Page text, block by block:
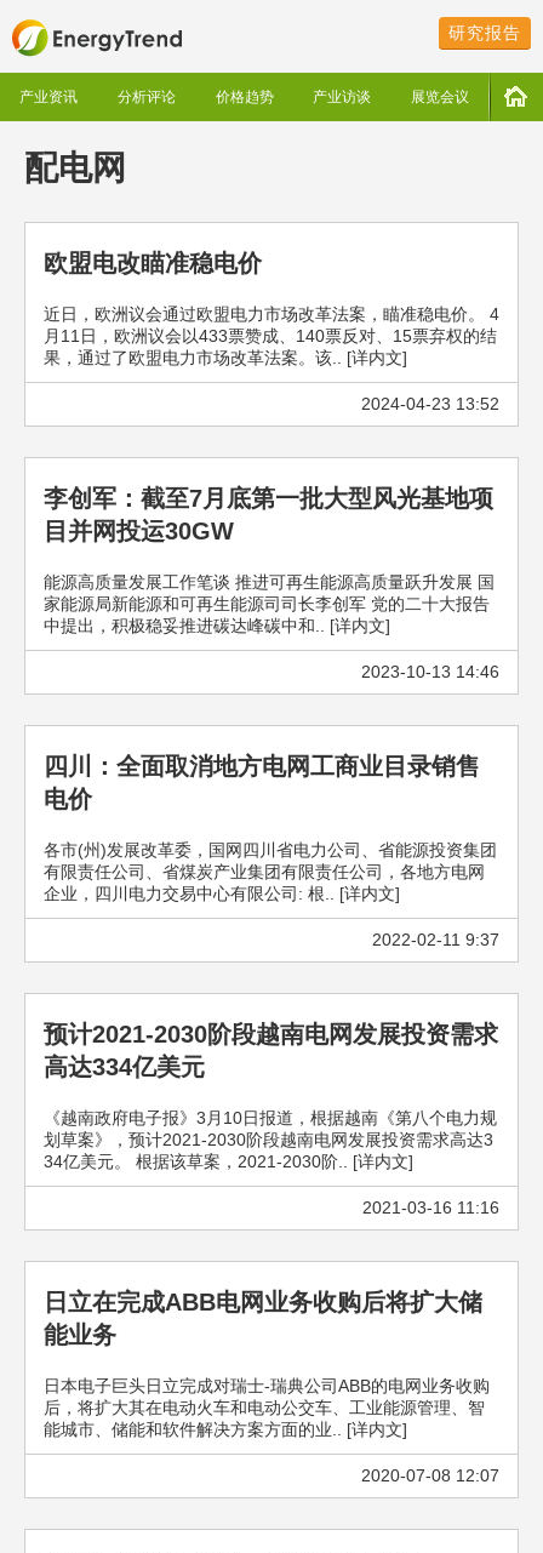
研究报告
产业资讯 分析评论 价格趋势 产业访谈 展览会议
配电网
欧盟电改瞄准稳电价
近日，欧洲议会通过欧盟电力市场改革法案，瞄准稳电价。 4
月11日，欧洲议会以433票赞成、140票反对、15票弃权的结
果，通过了欧盟电力市场改革法案。该.. [详内文]
2024-04-23 13:52
李创军：截至7月底第一批大型风光基地项
目并网投运30GW
能源高质量发展工作笔谈 推进可再生能源高质量跃升发展 国
家能源局新能源和可再生能源司司长李创军 党的二十大报告
中提出，积极稳妥推进碳达峰碳中和.. [详内文]
2023-10-13 14:46
四川：全面取消地方电网工商业目录销售
电价
各市(州)发展改革委，国网四川省电力公司、省能源投资集团
有限责任公司、省煤炭产业集团有限责任公司，各地方电网
企业，四川电力交易中心有限公司: 根.. [详内文]
2022-02-11 9:37
预计2021-2030阶段越南电网发展投资需求
高达334亿美元
《越南政府电子报》3月10日报道，根据越南《第八个电力规
划草案》，预计2021-2030阶段越南电网发展投资需求高达3
34亿美元。 根据该草案，2021-2030阶.. [详内文]
2021-03-16 11:16
日立在完成ABB电网业务收购后将扩大储
能业务
日本电子巨头日立完成对瑞士-瑞典公司ABB的电网业务收购
后，将扩大其在电动火车和电动公交车、工业能源管理、智
能城市、储能和软件解决方案方面的业.. [详内文]
2020-07-08 12:07